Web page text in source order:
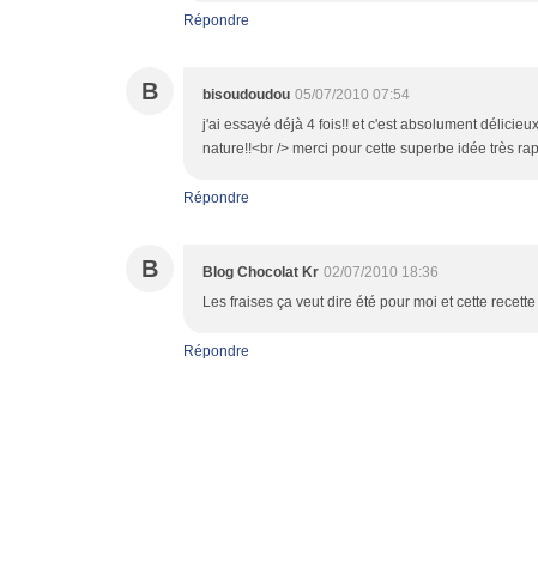
Répondre
B bisoudoudou 05/07/2010 07:54
j'ai essayé déjà 4 fois!! et c'est absolument
nature!!<br /> merci pour cette superbe idée très
Répondre
B Blog Chocolat Kr 02/07/2010 18:36
Les fraises ça veut dire été pour moi et cette
Répondre